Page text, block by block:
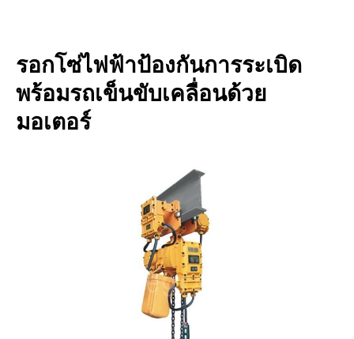
รอกโซ่ไฟฟ้าป้องกันการระเบิด
พร้อมรถเข็นขับเคลื่อนด้วย
มอเตอร์